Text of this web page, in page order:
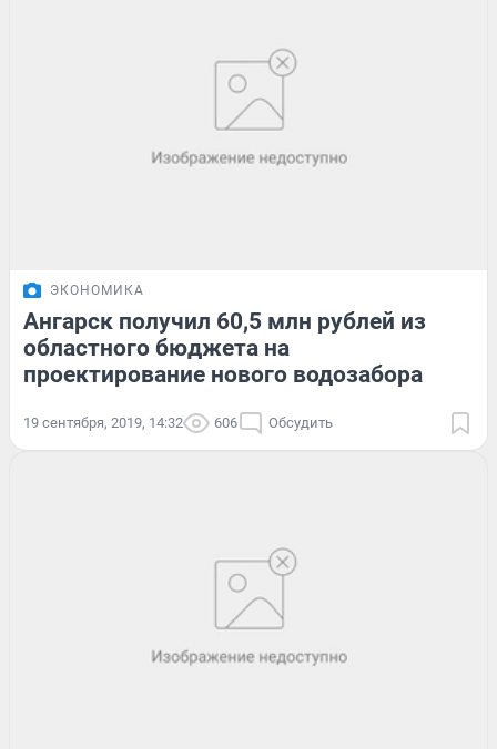
ЭКОНОМИКА
Ангарск получил 60,5 млн рублей из
областного бюджета на
проектирование нового водозабора
19 сентября, 2019, 14:32 606 Обсудить